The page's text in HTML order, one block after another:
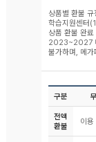
상품별 환불
학습지원센터
상품 환불 완
2023~2027
불가하며, 메
구분
전액
환불
이